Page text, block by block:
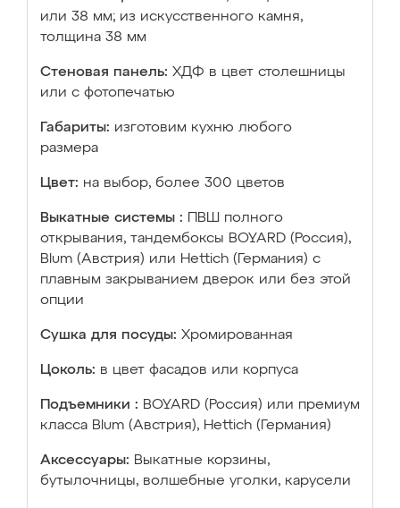
или 38 мм; из искусственного камня,
толщина 38 мм
Стеновая панель: ХДФ в цвет столешницы
или с фотопечатью
Габариты: изготовим кухню любого
размера
Цвет: на выбор, более 300 цветов
Выкатные системы :
ПВШ полного
открывания, тандембоксы BOYARD (Россия),
Blum (Австрия) или Hettich (Германия) с
плавным закрыванием дверок или без этой
опции
Сушка для посуды: Хромированная
Цоколь: в цвет фасадов или корпуса
Подъемники : BOYARD (Россия) или премиум
класса Blum (Австрия), Hettich (Германия)
Аксессуары: Выкатные корзины,
бутылочницы, волшебные уголки, карусели